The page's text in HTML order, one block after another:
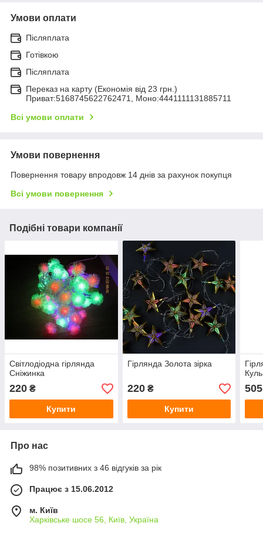
Умови оплати
Післяплата
Готівкою
Післяплата
Переказ на карту (Економія від 23 грн.)
Приват:5168745622762471, Моно:4441111131885711
Всі умови оплати
Умови повернення
Повернення товару впродовж 14 днів за рахунок покупця
Всі умови повернення
Подібні товари компанії
Світлодіодна гірлянда
Сніжинка
220 ₴
Купити
Гірлянда Золота зірка
220₴
Купити
Про нас
98% позитивних з 46 відгуків за рік
Працює з 15.06.2012
м. Київ
Харківське шосе 56, Київ, Україна